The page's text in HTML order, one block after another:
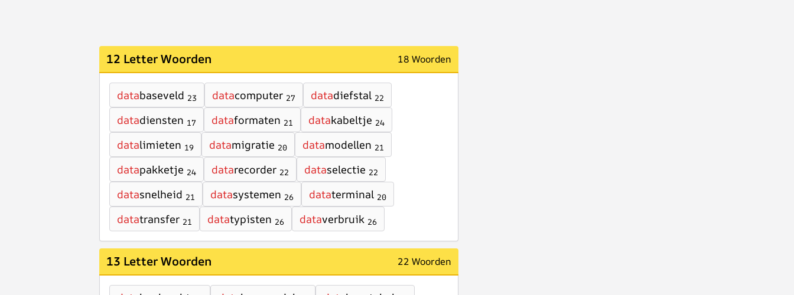
12 Letter Woorden 18 Woorden
databaseveld 23 datacomputer 27 datadiefstal 22
datadiensten 17 dataformaten 21 datakabeltje 24
datalimieten 19 datamigratie 20 datamodellen 21
datapakketje 24 datarecorder 22 dataselectie 22
datasnelheid 21 datasystemen 26 dataterminal 20
datatransfer 21 datatypisten 26 dataverbruik 26
13 Letter Woorden 22 Woorden